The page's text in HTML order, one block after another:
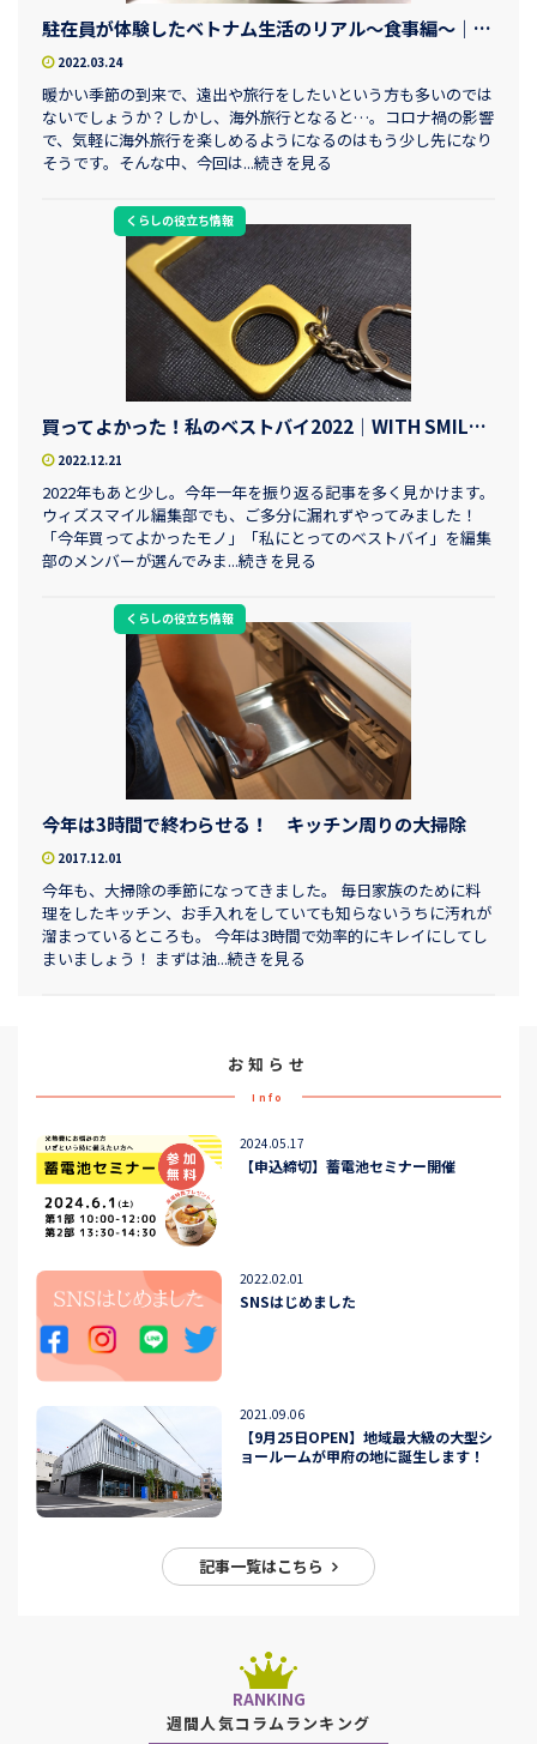
駐在員が体験したベトナム生活のリアル～食事編～｜鈴与商事 ベトナム駐在員事務所
2022.03.24
暖かい季節の到来で、遠出や旅行をしたいという方も多いのでは
ないでしょうか？しかし、海外旅行となると…。コロナ禍の影響
で、気軽に海外旅行を楽しめるようになるのはもう少し先になり
そうです。そんな中、今回は...続きを見る
くらしの役立ち情報
買ってよかった！私のベストバイ2022｜WITH SMILE編集部
2022.12.21
2022年もあと少し。今年一年を振り返る記事を多く見かけます。
ウィズスマイル編集部でも、ご多分に漏れずやってみました！
「今年買ってよかったモノ」「私にとってのベストバイ」を編集
部のメンバーが選んでみま...続きを見る
くらしの役立ち情報
今年は3時間で終わらせる！ キッチン周りの大掃除
2017.12.01
今年も、大掃除の季節になってきました。 毎日家族のために料
理をしたキッチン、お手入れをしていても知らないうちに汚れが
溜まっているところも。 今年は3時間で効率的にキレイにしてし
まいましょう！ まずは油...続きを見る
お知らせ
Info
2024.05.17
【申込締切】蓄電池セミナー開催
2022.02.01
SNSはじめました
2021.09.06
【9月25日OPEN】地域最大級の大型シ
ョールームが甲府の地に誕生します！
記事一覧はこちら
RANKING
週間人気コラムランキング